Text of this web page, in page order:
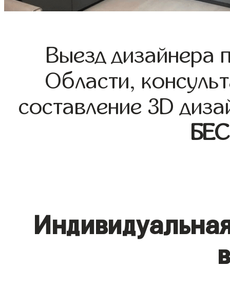
Выезд дизайнера
Области,
составление 3D